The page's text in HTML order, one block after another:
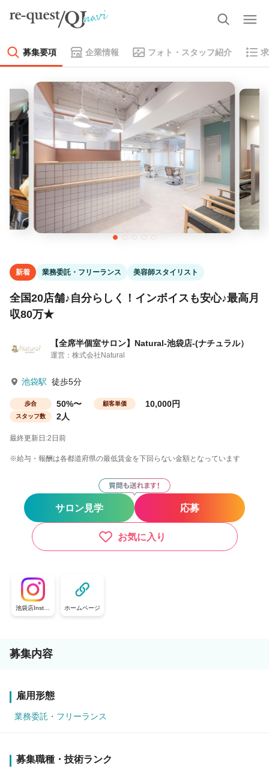
募集要項 企業情報 フォト・スタッフ紹介
新着 業務委託・フリーランス 美容師スタイリスト
全国20店舗♪自分らしく！インボイスも安心♪最高月
収80万★
【全席半個室サロン】Natural-池袋店-(ナチュラル）
運営：株式会社Natural
池袋駅 徒歩5分
歩合 50%〜 顧客単価 10,000円
スタッフ数 2人
最終更新日:2日前
※給与・報酬は各都道府県の最低賃金を下回らない金額となっています
サロン見学 応募
お気に入り
池袋店Instag
ram
ホームページ
募集内容
雇用形態
業務委託・フリーランス
募集職種・技術ランク